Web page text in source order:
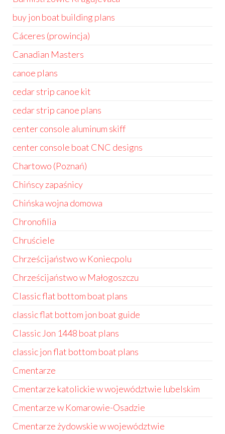
buy jon boat building plans
Cáceres (prowincja)
Canadian Masters
canoe plans
cedar strip canoe kit
cedar strip canoe plans
center console aluminum skiff
center console boat CNC designs
Chartowo (Poznań)
Chińscy zapaśnicy
Chińska wojna domowa
Chronofilia
Chruściele
Chrześcijaństwo w Koniecpolu
Chrześcijaństwo w Małogoszczu
Classic flat bottom boat plans
classic flat bottom jon boat guide
Classic Jon 1448 boat plans
classic jon flat bottom boat plans
Cmentarze
Cmentarze katolickie w województwie lubelskim
Cmentarze w Komarowie-Osadzie
Cmentarze żydowskie w województwie